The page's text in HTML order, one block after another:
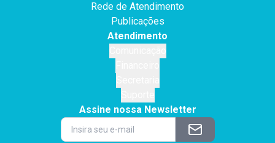
Rede de Atendimento
Publicações
Atendimento
Assine nossa Newsletter